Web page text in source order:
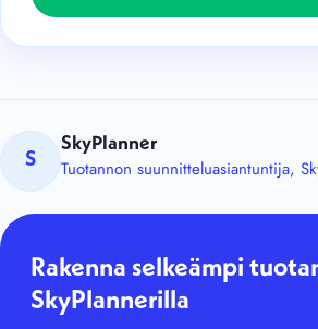
S
SkyPlanner
Tuotannon suunnitteluasiantuntija,
Rakenna selkeämpi
SkyPlannerilla